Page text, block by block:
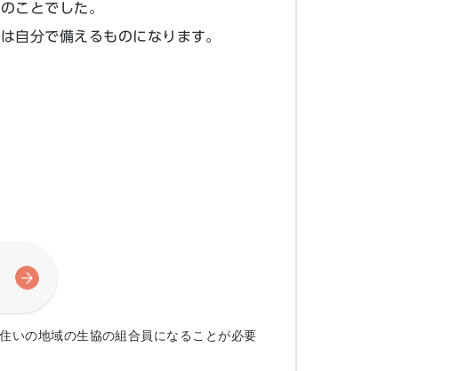
ことでした。
自分で備えるものになります。
いの地域の生協の組合員になることが必要